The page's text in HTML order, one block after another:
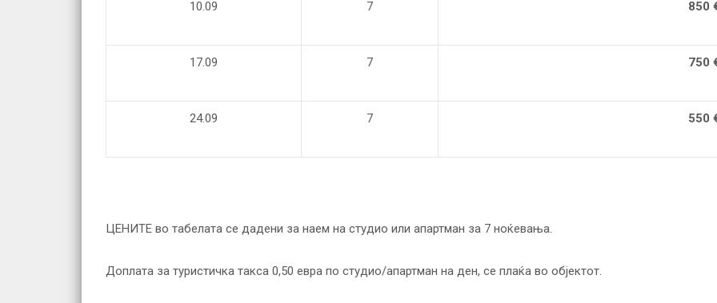
10.09 7 850
17.09 7 750
24.09 7 550
ЦЕНИТЕ во табелата се дадени за наем на студио или апартман за 7 ноќевања.
Доплата за туристичка такса 0,50 евра по студио/апартман на ден, се плаќа во објектот.